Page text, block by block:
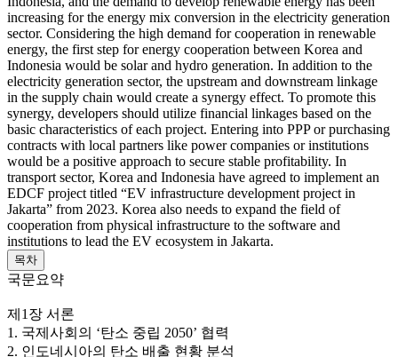
increasing for the energy mix conversion in the electricity generation
sector. Considering the high demand for cooperation in renewable
energy, the first step for energy cooperation between Korea and
Indonesia would be solar and hydro generation. In addition to the
electricity generation sector, the upstream and downstream linkage
in the supply chain would create a synergy effect. To promote this
synergy, developers should utilize financial linkages based on the
basic characteristics of each project. Entering into PPP or purchasing
contracts with local partners like power companies or institutions
would be a positive approach to secure stable profitability. In
transport sector, Korea and Indonesia have agreed to implement an
EDCF project titled “EV infrastructure development project in
Jakarta” from 2023. Korea also needs to expand the field of
cooperation from physical infrastructure to the software and
institutions to lead the EV ecosystem in Jakarta.
목차
국문요약
제1장 서론
1. 국제사회의 ‘탄소 중립 2050’ 협력
2. 인도네시아의 탄소 배출 현황 분석